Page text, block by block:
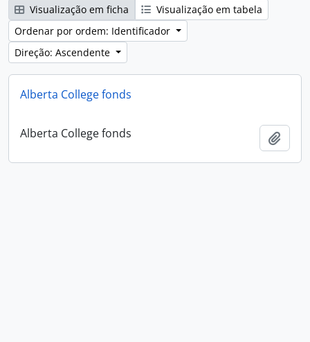
Visualização em ficha
Visualização em tabela
Ordenar por ordem: Identificador
Direção: Ascendente
Alberta College fonds
Alberta College fonds